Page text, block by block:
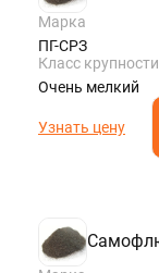
Марка
ПГ-СРЗ
Класс крупности
Очень мелкий
Узнать цену